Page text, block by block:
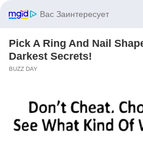
​Подруги обнялись.
восхищалась ее
​– Ты молодец, Наташка.
​Наталья благодарно
новая жизнь. Наташа
дозволено принимать